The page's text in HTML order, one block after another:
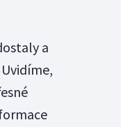
a